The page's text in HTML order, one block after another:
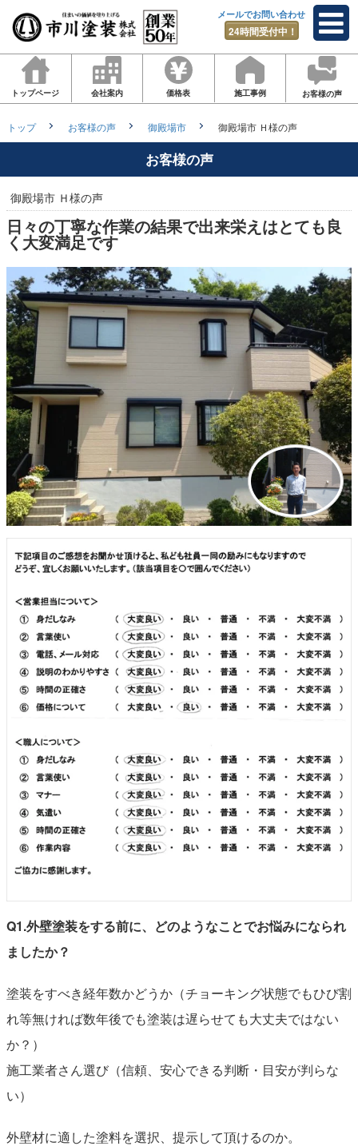
メールでお問い合わせ
24時間受付中！
トップページ 会社案内 価格表 施工事例 お客様の声
トップ お客様の声 御殿場市 御殿場市 Ｈ様の声
お客様の声
御殿場市 Ｈ様の声
日々の丁寧な作業の結果で出来栄えはとても良
く大変満足です
Q1.外壁塗装をする前に、どのようなことでお悩みになられ
ましたか？
塗装をすべき経年数かどうか（チョーキング状態でもひび割
れ等無ければ数年後でも塗装は遅らせても大丈夫ではない
か？）
施工業者さん選び（信頼、安心できる判断・目安が判らな
い）
外壁材に適した塗料を選択、提示して頂けるのか。